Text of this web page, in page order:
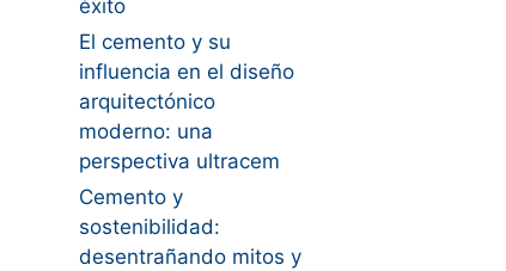
éxito
El cemento y su
influencia en el diseño
arquitectónico
moderno: una
perspectiva ultracem
Cemento y
sostenibilidad:
desentrañando mitos y